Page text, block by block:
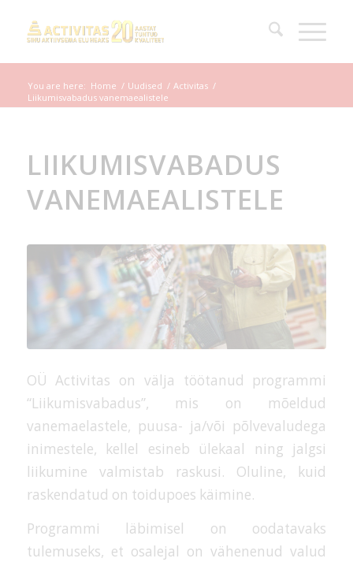
You are here: Home / Uudised / Activitas /
Liikumisvabadus vanemaealistele
LIIKUMISVABADUS
VANEMAEALISTELE
OÜ Activitas on välja töötanud programmi
“Liikumisvabadus”, mis on mõeldud
vanemaelastele, puusa- ja/või põlvevaludega
inimestele, kellel esineb ülekaal ning jalgsi
liikumine valmistab raskusi. Oluline, kuid
raskendatud on toidupoes käimine.
Programmi läbimisel on oodatavaks
tulemuseks, et osalejal on vähenenud valud